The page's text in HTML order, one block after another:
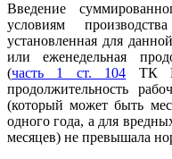
Введение
условиям
установленная для
или еженедельная
(часть 1 ст. 104 ТК
продолжительность
(который может быть
одного года, а для
месяцев) не превышала